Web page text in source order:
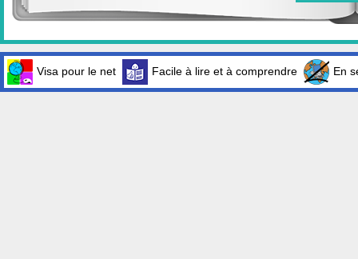
Visa pour le net Facile à lire et à comprendre En